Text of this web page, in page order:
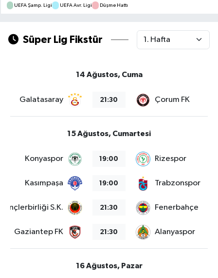
UEFA Şamp. Ligi UEFA Avr. Ligi Düşme Hattı
Süper Lig Fikstür
14 Ağustos, Cuma
Galatasaray 21:30 Çorum FK
15 Ağustos, Cumartesi
Konyaspor 19:00 Rizespor
Kasımpaşa 19:00 Trabzonspor
S.K. 21:30 Fenerbahçe
Gaziantep FK 21:30 Alanyaspor
16 Ağustos, Pazar